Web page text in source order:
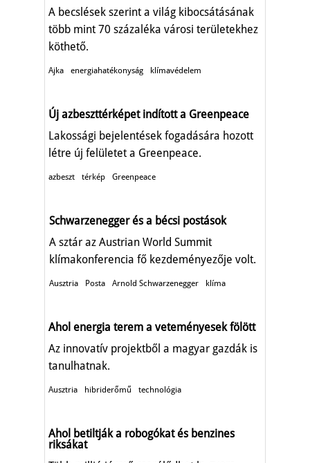
A becslések szerint a világ kibocsátásának
több mint 70 százaléka városi területekhez
köthető.
Ajka energiahatékonyság klímavédelem
Új azbeszttérképet indított a Greenpeace
Lakossági bejelentések fogadására hozott
létre új felületet a Greenpeace.
azbeszt térkép Greenpeace
Schwarzenegger és a bécsi postások
A sztár az Austrian World Summit
klímakonferencia fő kezdeményezője volt.
Ausztria Posta Arnold Schwarzenegger klíma
Ahol energia terem a veteményesek fölött
Az innovatív projektből a magyar gazdák is
tanulhatnak.
Ausztria hibriderőmű technológia
Ahol betiltják a robogókat és benzines
riksákat